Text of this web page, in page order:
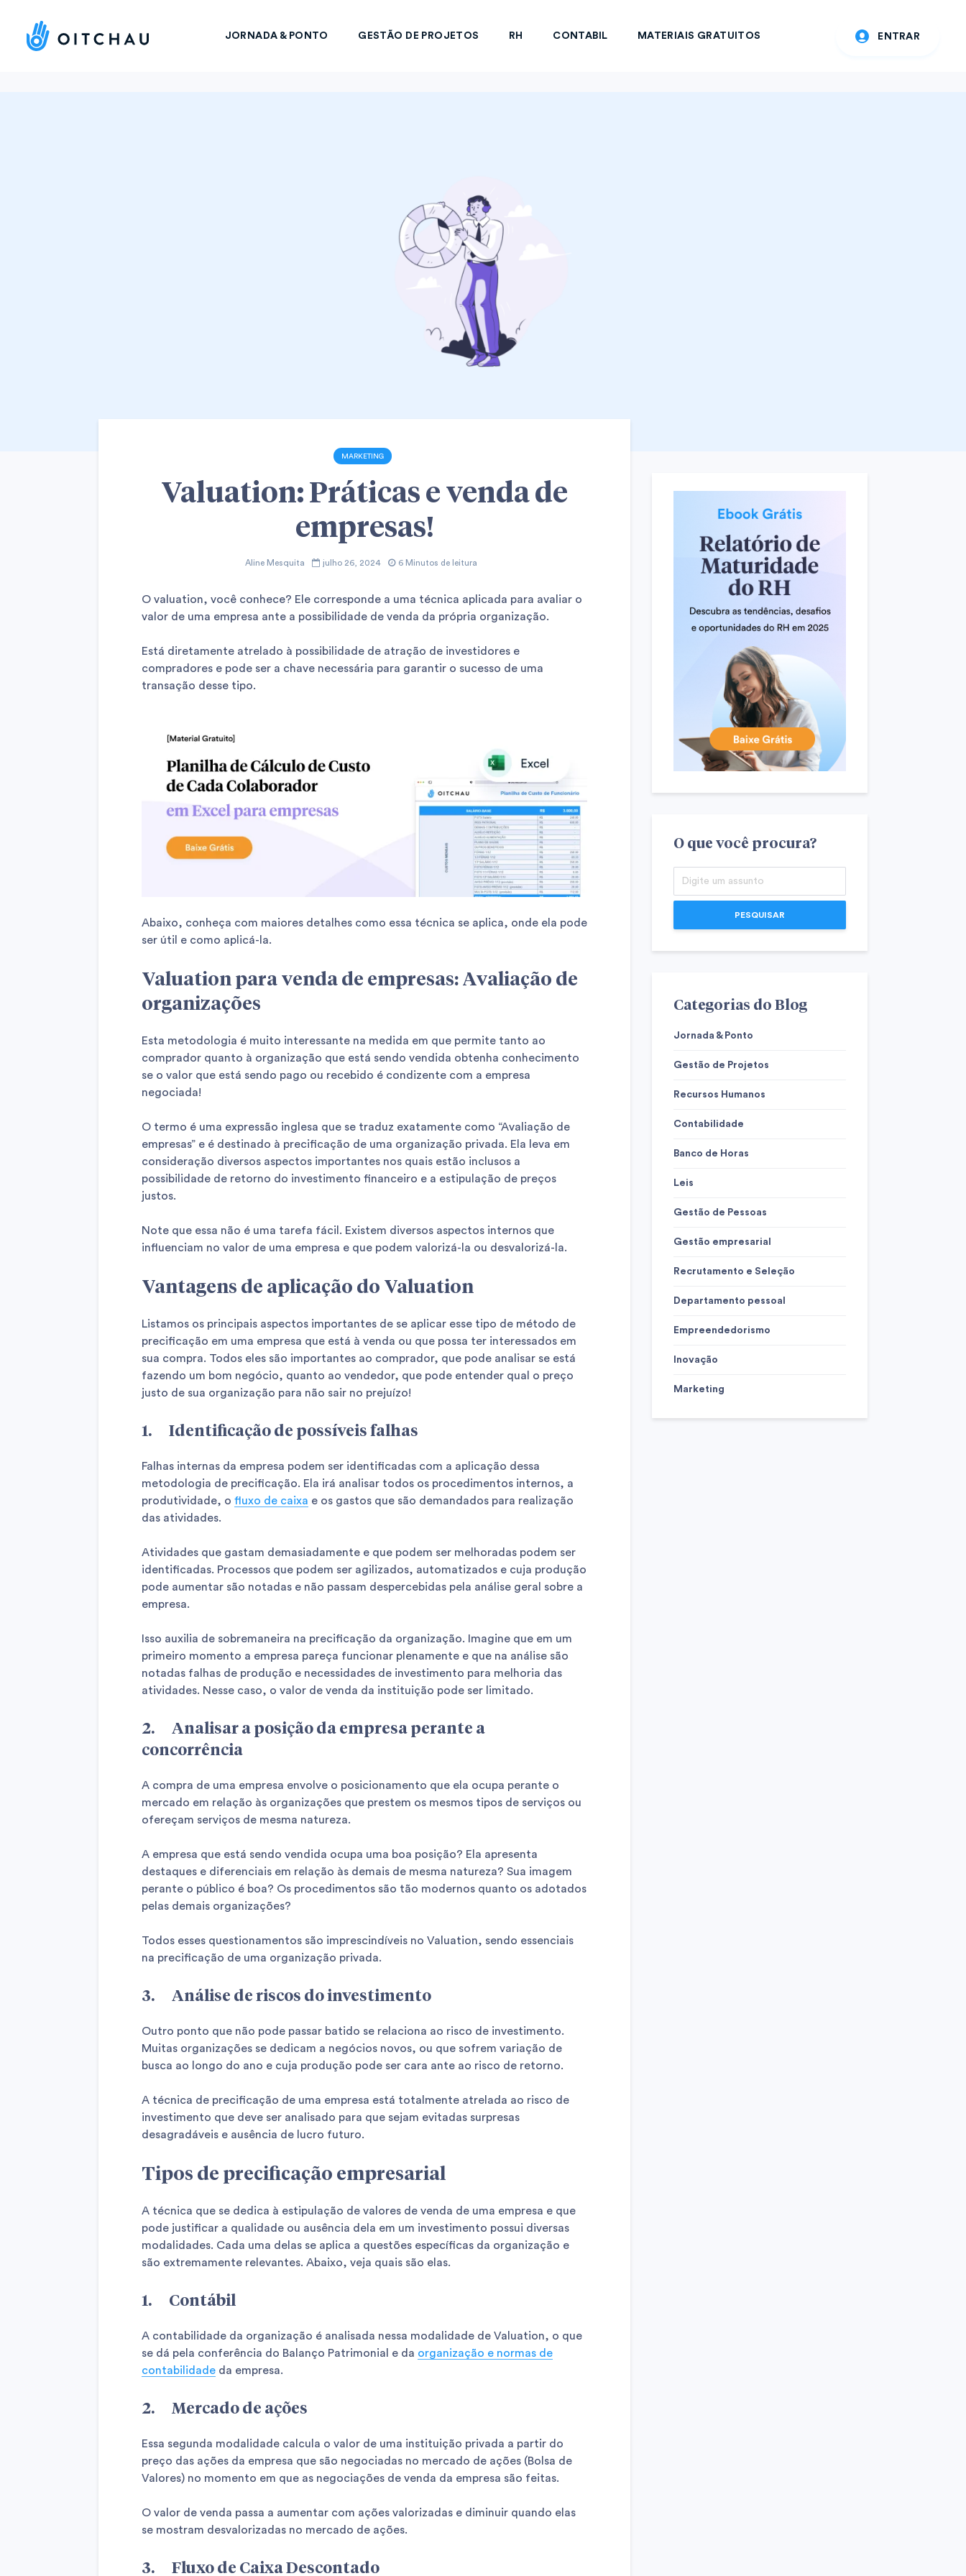
JORNADA & PONTO GESTÃO DE PROJETOS RH CONTABIL MATERIAIS GRATUITOS ENTRAR
MARKETING
Valuation: Práticas e venda de
empresas!
Aline Mesquita julho 26, 2024 6 Minutos de leitura
O valuation, você conhece? Ele corresponde a uma técnica aplicada para avaliar o
valor de uma empresa ante a possibilidade de venda da própria organização.
Está diretamente atrelado à possibilidade de atração de investidores e
compradores e pode ser a chave necessária para garantir o sucesso de uma
transação desse tipo.
Abaixo, conheça com maiores detalhes como essa técnica se aplica, onde ela pode
ser útil e como aplicá-la.
Valuation para venda de empresas: Avaliação de
organizações
Esta metodologia é muito interessante na medida em que permite tanto ao
comprador quanto à organização que está sendo vendida obtenha conhecimento
se o valor que está sendo pago ou recebido é condizente com a empresa
negociada!
O termo é uma expressão inglesa que se traduz exatamente como “Avaliação de
empresas” e é destinado à precificação de uma organização privada. Ela leva em
consideração diversos aspectos importantes nos quais estão inclusos a
possibilidade de retorno do investimento financeiro e a estipulação de preços
justos.
Note que essa não é uma tarefa fácil. Existem diversos aspectos internos que
influenciam no valor de uma empresa e que podem valorizá-la ou desvalorizá-la.
Vantagens de aplicação do Valuation
Listamos os principais aspectos importantes de se aplicar esse tipo de método de
precificação em uma empresa que está à venda ou que possa ter interessados em
sua compra. Todos eles são importantes ao comprador, que pode analisar se está
fazendo um bom negócio, quanto ao vendedor, que pode entender qual o preço
justo de sua organização para não sair no prejuízo!
1. Identificação de possíveis falhas
Falhas internas da empresa podem ser identificadas com a aplicação dessa
metodologia de precificação. Ela irá analisar todos os procedimentos internos, a
produtividade, o fluxo de caixa e os gastos que são demandados para realização
das atividades.
Atividades que gastam demasiadamente e que podem ser melhoradas podem ser
identificadas. Processos que podem ser agilizados, automatizados e cuja produção
pode aumentar são notadas e não passam despercebidas pela análise geral sobre a
empresa.
Isso auxilia de sobremaneira na precificação da organização. Imagine que em um
primeiro momento a empresa pareça funcionar plenamente e que na análise são
notadas falhas de produção e necessidades de investimento para melhoria das
atividades. Nesse caso, o valor de venda da instituição pode ser limitado.
2. Analisar a posição da empresa perante a
concorrência
A compra de uma empresa envolve o posicionamento que ela ocupa perante o
mercado em relação às organizações que prestem os mesmos tipos de serviços ou
ofereçam serviços de mesma natureza.
A empresa que está sendo vendida ocupa uma boa posição? Ela apresenta
destaques e diferenciais em relação às demais de mesma natureza? Sua imagem
perante o público é boa? Os procedimentos são tão modernos quanto os adotados
pelas demais organizações?
Todos esses questionamentos são imprescindíveis no Valuation, sendo essenciais
na precificação de uma organização privada.
3. Análise de riscos do investimento
Outro ponto que não pode passar batido se relaciona ao risco de investimento.
Muitas organizações se dedicam a negócios novos, ou que sofrem variação de
busca ao longo do ano e cuja produção pode ser cara ante ao risco de retorno.
A técnica de precificação de uma empresa está totalmente atrelada ao risco de
investimento que deve ser analisado para que sejam evitadas surpresas
desagradáveis e ausência de lucro futuro.
Tipos de precificação empresarial
A técnica que se dedica à estipulação de valores de venda de uma empresa e que
pode justificar a qualidade ou ausência dela em um investimento possui diversas
modalidades. Cada uma delas se aplica a questões específicas da organização e
são extremamente relevantes. Abaixo, veja quais são elas.
1. Contábil
A contabilidade da organização é analisada nessa modalidade de Valuation, o que
se dá pela conferência do Balanço Patrimonial e da organização e normas de
contabilidade da empresa.
2. Mercado de ações
Essa segunda modalidade calcula o valor de uma instituição privada a partir do
preço das ações da empresa que são negociadas no mercado de ações (Bolsa de
Valores) no momento em que as negociações de venda da empresa são feitas.
O valor de venda passa a aumentar com ações valorizadas e diminuir quando elas
se mostram desvalorizadas no mercado de ações.
3. Fluxo de Caixa Descontado
O que você procura?
PESQUISAR
Categorias do Blog
Jornada & Ponto
Gestão de Projetos
Recursos Humanos
Contabilidade
Banco de Horas
Leis
Gestão de Pessoas
Gestão empresarial
Recrutamento e Seleção
Departamento pessoal
Empreendedorismo
Inovação
Marketing